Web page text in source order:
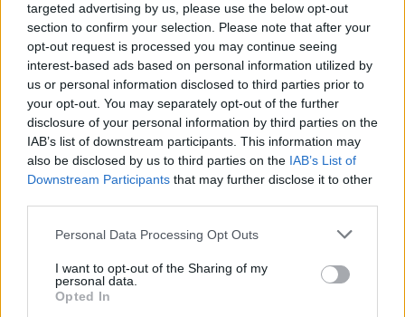
targeted advertising by us, please use the below opt-out
section to confirm your selection. Please note that after your
opt-out request is processed you may continue seeing
interest-based ads based on personal information utilized by
us or personal information disclosed to third parties prior to
your opt-out. You may separately opt-out of the further
disclosure of your personal information by third parties on the
IAB’s list of downstream participants. This information may
also be disclosed by us to third parties on the IAB’s List of
Downstream Participants that may further disclose it to other
Please note that this website/app uses one or more Google
not limited to your visit or usage behaviour. You may click to
grant or deny consent to Google and its third-party tags to
use your data for below specified purposes in below Google
Personal Data Processing Opt Outs
I want to opt-out of the Sharing of my
personal data.
Opted In
1 Τουρισμός για Όλους 2026: Σήμερα ανοίγει
η πλατφόρμα – Ποια ΑΦΜ προηγούνται
στις αιτήσεις
2 Κυψέλη: Ο περίεργος ηλικιωμένος και το
ταξίδι στην Αράχωβα – Όσα ισχυρίστηκε ο
26χρονος για τον θάνατο της Βρετανίδας
3Η φωτιά στη Δυτική Αττική, από την
κορυφή του Κιθαιρώνα – Το εντυπωσιακό
timelapse βίντεο
4
πυρκαγιάς σε Αττική, Εύβοια, Λέσβο και
Χίο σήμερα
Μύκονος: Βίντεο με τους αστυνομικούς να
εντοπίζουν την τσάντα Hermès και το
Rolex όπου άρπαξε Έλληνας οδηγός από